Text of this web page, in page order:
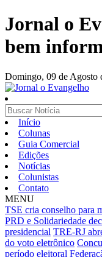
Jornal o
bem
Domingo, 09 de Agosto
Início
Colunas
Guia Comercial
Edições
Notícias
Colunistas
Contato
MENU
TSE cria conselho para
PRD e Solidariedade
presidencial TRE-RJ
do voto eletrônico
período eleitoral